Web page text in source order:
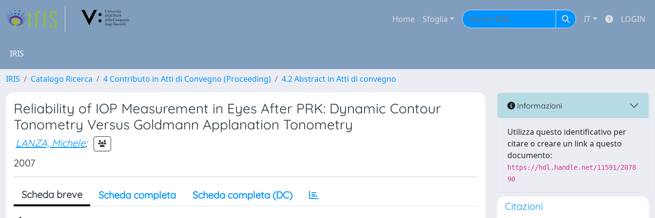
Home Sfoglia IT LOGIN
IRIS
IRIS Catalogo Ricerca 4 Contributo in Atti di Convegno (Proceeding) 4.2 Abstract in Atti di convegno
Reliability of IOP Measurement in Eyes After PRK: Dynamic Contour
Tonometry Versus Goldmann Applanation Tonometry
LANZA, Michele;
2007
Scheda breve Scheda completa Scheda completa (DC)
Informazioni
Utilizza questo identificativo per
citare o creare un link a questo
documento:
https://hdl.handle.net/11591/2078
90
Citazioni